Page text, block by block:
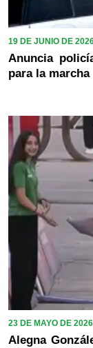
19 DE JUNIO DE
Anuncia
para la marcha
23 DE MAYO DE 2026
Alegna